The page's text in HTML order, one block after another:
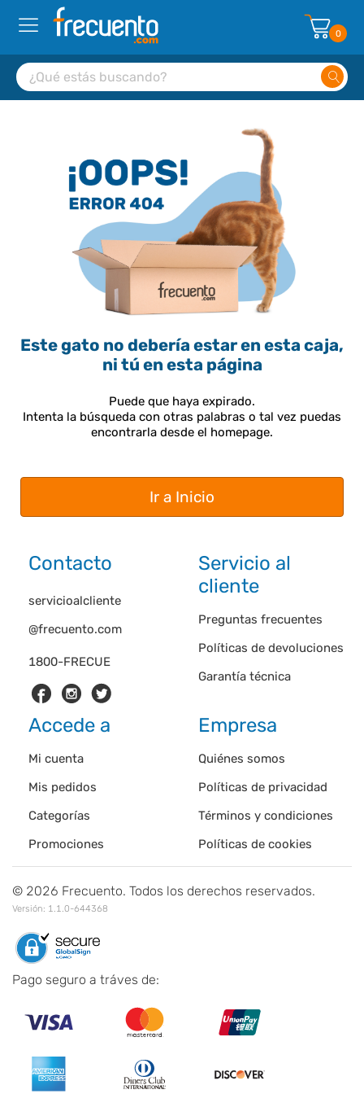
0
Este gato no debería estar en esta caja,
ni tú en esta página
Puede que haya expirado.
Intenta la búsqueda con otras palabras o tal vez puedas
encontrarla desde el homepage.
Ir a Inicio
Contacto
1800-FRECUE
servicioalcliente
@frecuento.com
Servicio al
cliente
Preguntas frecuentes
Políticas de devoluciones
Garantía técnica
Accede a
Mi cuenta
Mis pedidos
Categorías
Promociones
Empresa
Quiénes somos
Políticas de privacidad
Términos y condiciones
Políticas de cookies
© 2026 Frecuento. Todos los derechos reservados.
Versión: 1.1.0-644368
Pago seguro a tráves de: